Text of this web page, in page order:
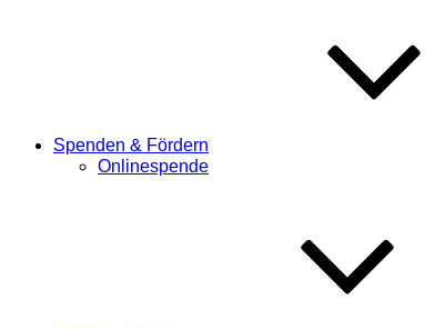
Spenden & Fördern
Onlinespende